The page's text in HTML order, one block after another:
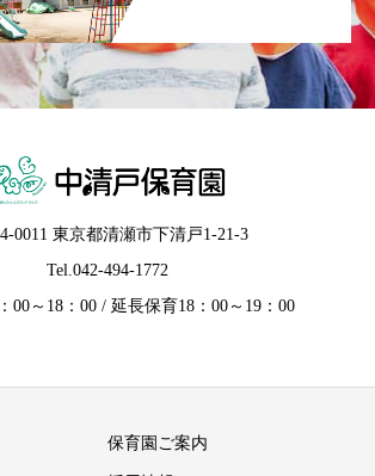
0011 東京都清瀬市下清戸1-21-3
Tel.042-494-1772
00～18：00 / 延長保育18：00～19：00
保育園ご案内